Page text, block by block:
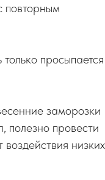
повторным
просыпается
заморозки
полезно провести
низких